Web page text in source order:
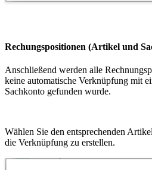
Rechungspositionen (Artikel und
Anschließend werden alle
keine automatische Verknüpfung mit
Sachkonto gefunden wurde.
Wählen Sie den entsprechenden
die Verknüpfung zu erstellen.